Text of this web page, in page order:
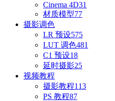
Cinema 4D31
材质模型77
摄影调色
LR 预设575
LUT 调色481
C1 预设18
延时摄影25
视频教程
摄影教程113
PS 教程87